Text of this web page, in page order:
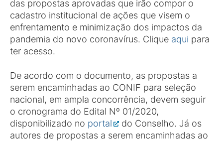
das propostas aprovadas que irão compor o
cadastro institucional de ações que visem o
enfrentamento e minimização dos impactos da
pandemia do novo coronavírus. Clique aqui para
ter acesso.
De acordo com o documento, as propostas a
serem encaminhadas ao CONIF para seleção
nacional, em ampla concorrência, devem seguir
o cronograma do Edital Nº 01/2020,
disponibilizado no portal
do Conselho. Já os
autores de propostas a serem encaminhadas ao